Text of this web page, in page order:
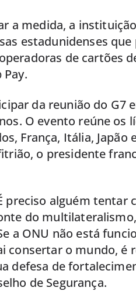
a medida, a
estadunidenses
de cartões
da reunião do G7
O evento reúne os
França, Itália, Japão
o presidente
preciso alguém tentar
do
a ONU não está
consertar o mundo, é
defesa de
de Segurança.